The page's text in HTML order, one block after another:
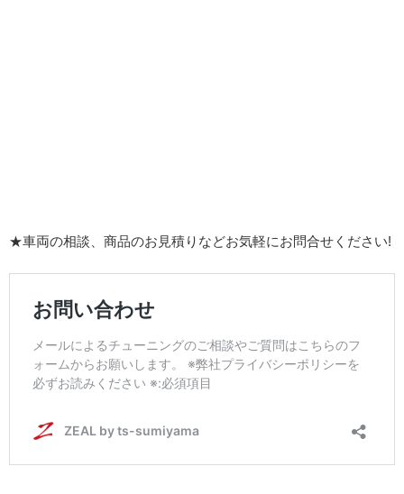
★車両の相談、商品のお見積りなどお気軽にお問合せください!